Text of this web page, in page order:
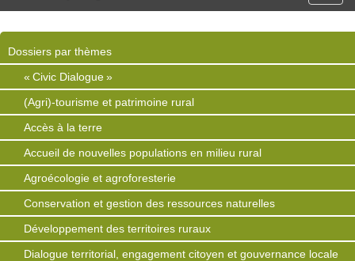
la
Dossiers par thèmes
« Civic Dialogue »
(Agri)-tourisme et patrimoine rural
Accès à la terre
Accueil de nouvelles populations en milieu rural
Agroécologie et agroforesterie
Conservation et gestion des ressources naturelles
Développement des territoires ruraux
Dialogue territorial, engagement citoyen et gouvernance locale